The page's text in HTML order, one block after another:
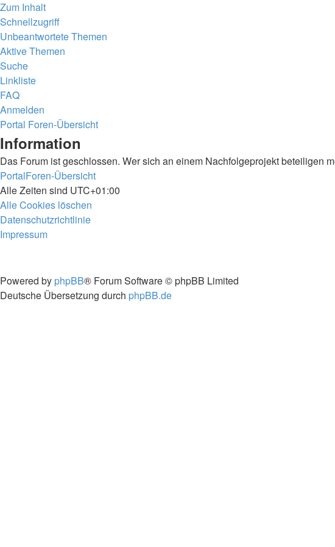
Zum Inhalt
Schnellzugriff
Unbeantwortete Themen
Aktive Themen
Suche
Linkliste
FAQ
Anmelden
Portal Foren-Übersicht
Suche
Information
Das Forum ist geschlossen. Wer sich an einem Nachfolgeprojekt beteiligen
PortalForen-Übersicht
Alle Zeiten sind UTC+01:00
Alle Cookies löschen
Datenschutzrichtlinie
Impressum
Powered by phpBB® Forum Software © phpBB Limited
Deutsche Übersetzung durch phpBB.de